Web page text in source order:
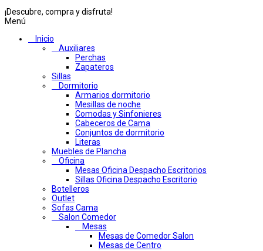
¡Descubre, compra y disfruta!
Menú
Inicio
Auxiliares
Perchas
Zapateros
Sillas
Dormitorio
Armarios dormitorio
Mesillas de noche
Comodas y Sinfonieres
Cabeceros de Cama
Conjuntos de dormitorio
Literas
Muebles de Plancha
Oficina
Mesas Oficina Despacho Escritorios
Sillas Oficina Despacho Escritorio
Botelleros
Outlet
Sofas Cama
Salon Comedor
Mesas
Mesas de Comedor Salon
Mesas de Centro